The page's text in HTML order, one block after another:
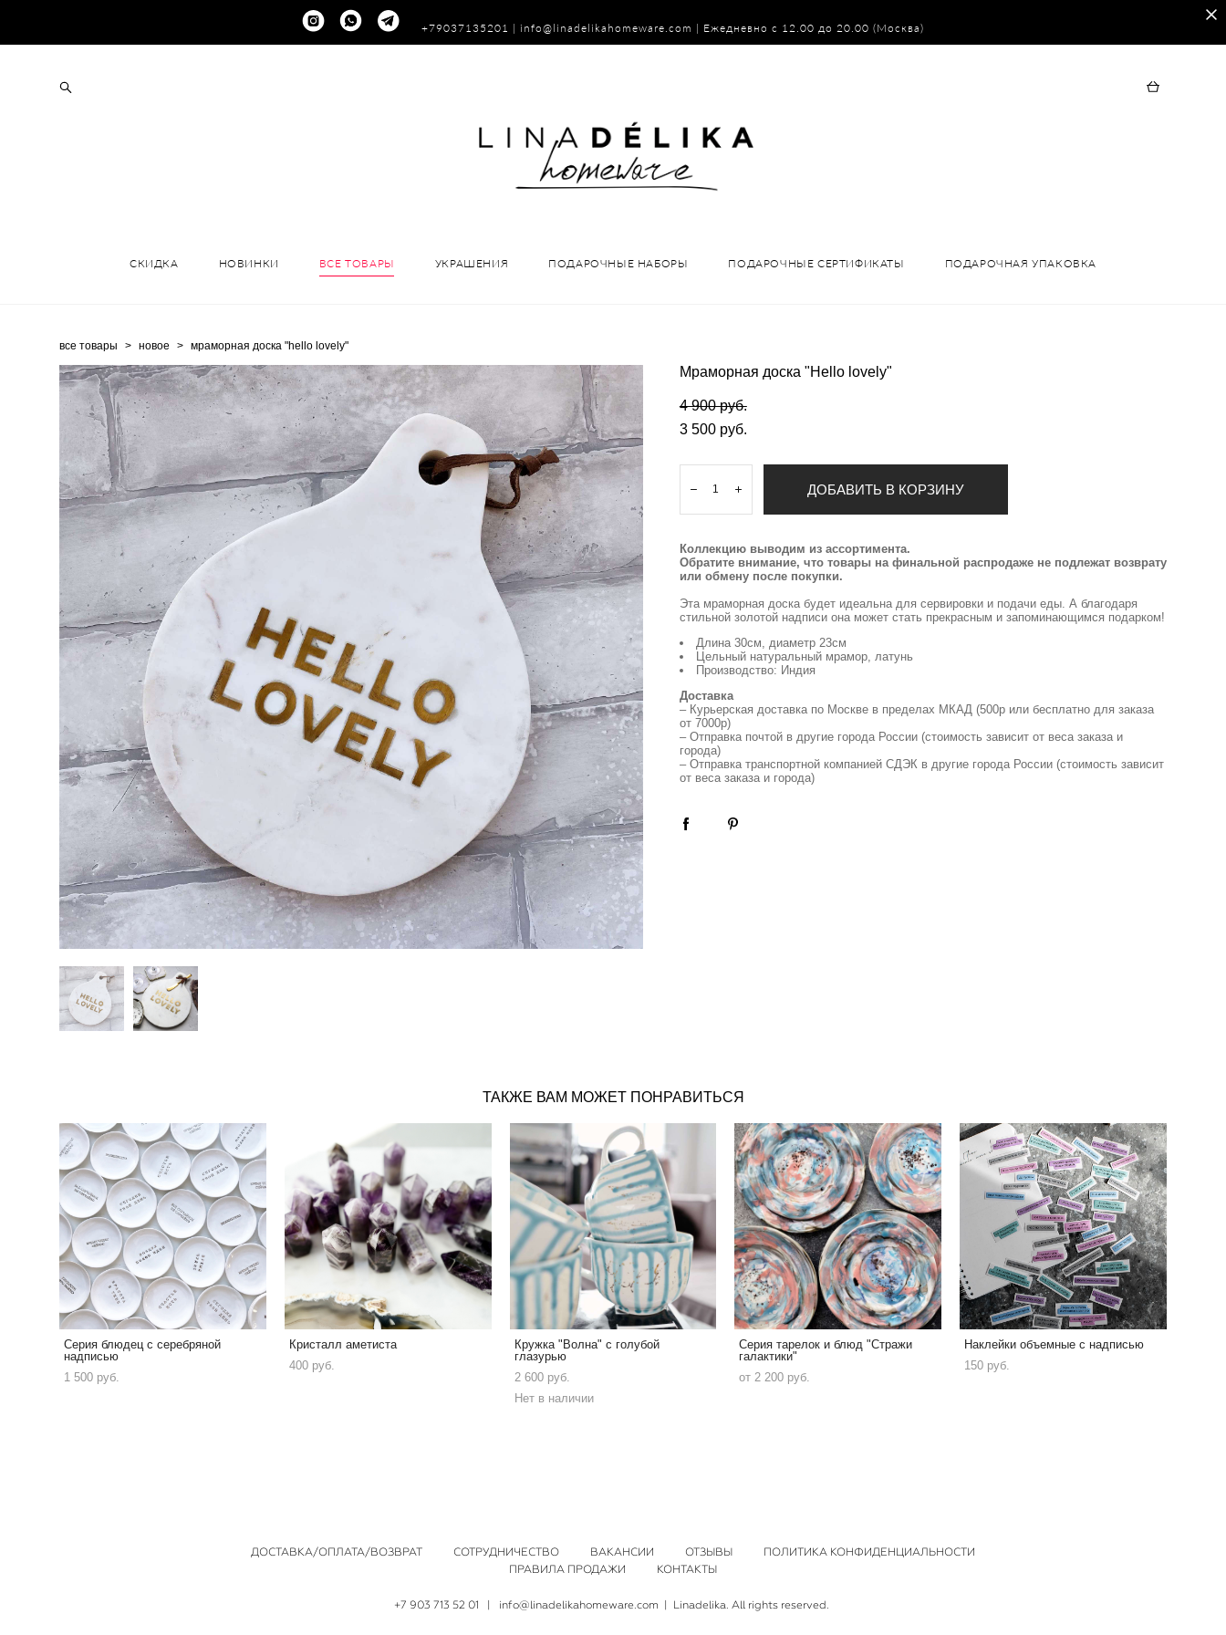
+79037135201 | info@linadelikahomeware.com | Ежедневно с 12.00 до 20.00 (Москва)
СКИДКА НОВИНКИ ВСЕ ТОВАРЫ УКРАШЕНИЯ ПОДАРОЧНЫЕ НАБОРЫ ПОДАРОЧНЫЕ СЕРТИФИКАТЫ ПОДАРОЧНАЯ УПАКОВКА
все товары > новое > мраморная доска "hello lovely"
Мраморная доска "Hello lovely"
4 900 pуб.
3 500 pуб.
ДОБАВИТЬ В КОРЗИНУ
Коллекцию выводим из ассортимента.
Обратите внимание, что товары на финальной распродаже не подлежат возврату
или обмену после покупки.
Эта мраморная доска будет идеальна для сервировки и подачи еды. А благодаря
стильной золотой надписи она может стать прекрасным и запоминающимся подарком!
Длина 30см, диаметр 23см
Цельный натуральный мрамор, латунь
Производство: Индия
Доставка
– Курьерская доставка по Москве в пределах МКАД (500р или бесплатно для заказа
от 7000р)
– Отправка почтой в другие города России (стоимость зависит от веса заказа и
города)
– Отправка транспортной компанией СДЭК в другие города России (стоимость зависит
от веса заказа и города)
ТАКЖЕ ВАМ МОЖЕТ ПОНРАВИТЬСЯ
Серия блюдец с серебряной
надписью
1 500 pуб.
Кристалл аметиста
400 pуб.
Кружка "Волна" с голубой
глазурью
2 600 pуб.
Нет в наличии
Серия тарелок и блюд "Стражи
галактики"
от 2 200 pуб.
Наклейки объемные с надписью
150 pуб.
ДОСТАВКА/ОПЛАТА/ВОЗВРАТ СОТРУДНИЧЕСТВО ВАКАНСИИ ОТЗЫВЫ
ПОЛИТИКА КОНФИДЕНЦИАЛЬНОСТИ
ПРАВИЛА ПРОДАЖИ
КОНТАКТЫ
+7 903 713 52 01 info@linadelikahomeware.com | Linadelika. All rights reserved.